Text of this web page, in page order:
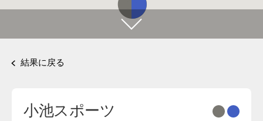
結果に戻る
小池スポーツ